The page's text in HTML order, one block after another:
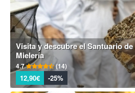
Visita y descubre el Santuario
Mielería
4.7 (14)
12,90€ -25%